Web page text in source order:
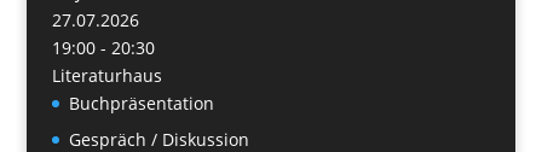
27.07.2026
19:00 - 20:30
Literaturhaus
Buchpräsentation
Gespräch / Diskussion